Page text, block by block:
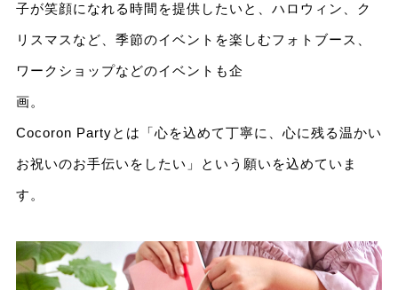
子が笑顔になれる時間を提供したいと、ハロウィン、ク
リスマスなど、季節のイベントを楽しむフォトブース、
ワークショップなどのイベントも企
Cocoron Partyとは「心を込めて丁寧に、心に残る温かい
お祝いのお手伝いをしたい」という願いを込めていま
す。